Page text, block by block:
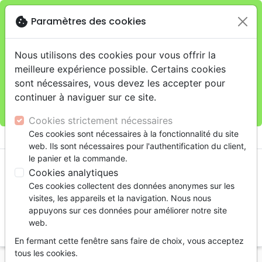
Je veux retirer ma commande au 11 rue de Rive,
Genèveclose
warningCette boutique en ligne est limitée au retrait en
magasin.
Pour les livraisons à domicile, veuillez passer vos
commandes sur la boutique La Maison de la Bible
shopping_cart
cookie Paramètres des cookies
Nous utilisons des cookies pour vous offrir la
meilleure expérience possible. Certains cookies
sont nécessaires, vous devez les accepter pour
continuer à naviguer sur ce site.
Cookies strictement nécessaires
Ces cookies sont nécessaires à la fonctionnalité du site
web. Ils sont nécessaires pour l'authentification du client,
le panier et la commande.
Cookies analytiques
Ces cookies collectent des données anonymes sur les
visites, les appareils et la navigation. Nous nous
appuyons sur ces données pour améliorer notre site
web.
En fermant cette fenêtre sans faire de choix, vous acceptez
tous les cookies.